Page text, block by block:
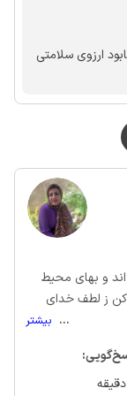
ارزوی سلامتی
و بهای محیط
کن ز لطف خدای
... بیشتر